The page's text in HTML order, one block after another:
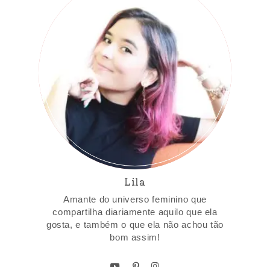
Lila
Amante do universo feminino que
compartilha diariamente aquilo que ela
gosta, e também o que ela não achou tão
bom assim!